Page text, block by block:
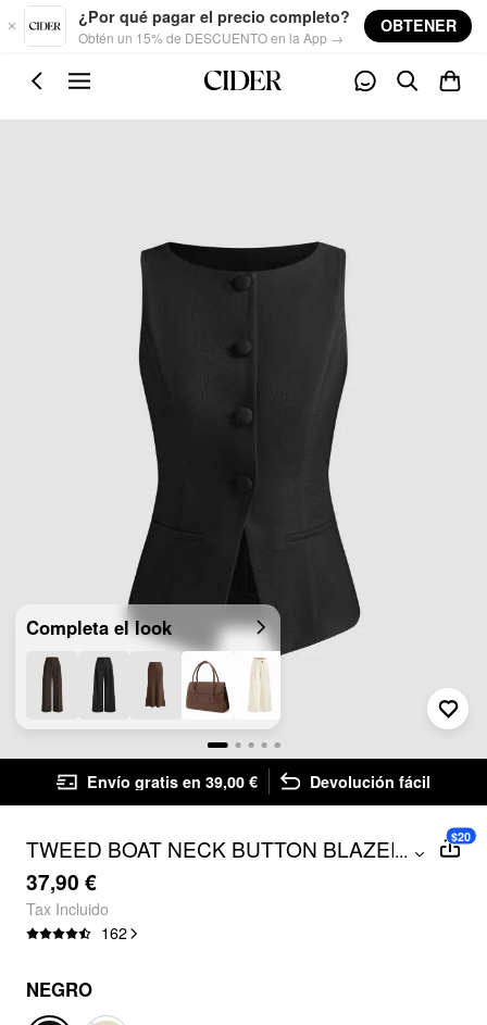
Skip to main content
¿Por qué pagar el precio completo?
Obtén un 15% de DESCUENTO en la App →
OBTENER
Completa el look
Envío gratis en 39,00 € Devolución fácil
TWEED BOAT NECK BUTTON BLAZER
VEST
...
37,90 €
Tax Incluido
162
$20
NEGRO